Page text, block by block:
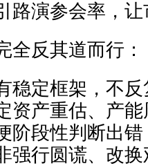
路演参会率，
全反其道而行：
稳定框架，不
资产重估、产
阶段性判断出
强行圆谎、改